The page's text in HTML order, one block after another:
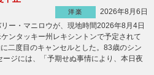
洋楽
2026年8月6日
ー・マニロウが、現地時間2026年8月4日
ケンタッキー州レキシントンで予定されて
二度目のキャンセルとした。83歳のシン
ジには、「予期せぬ事情により、本日夜